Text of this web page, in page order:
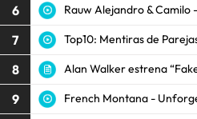
6 Rauw Alejandro & Camilo
7 Top10: Mentiras de
8 Alan Walker estrena
9 French Montana -